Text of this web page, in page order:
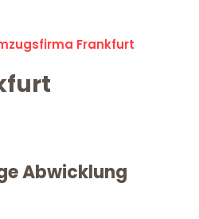
Frankfurt
Abwicklung